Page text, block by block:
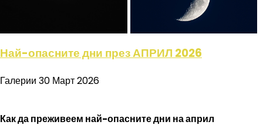
Най-опасните дни през АПРИЛ 2026
Галерии 30 Март 2026
Как да преживеем най-опасните дни на април